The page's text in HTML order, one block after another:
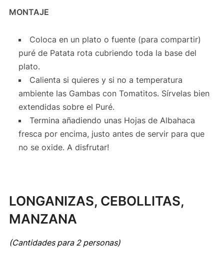
MONTAJE
Coloca en un plato o fuente (para compartir)
puré de Patata rota cubriendo toda la base del
plato.
Calienta si quieres y si no a temperatura
ambiente las Gambas con Tomatitos. Sírvelas bien
extendidas sobre el Puré.
Termina añadiendo unas Hojas de Albahaca
fresca por encima, justo antes de servir para que
no se oxide. A disfrutar!
LONGANIZAS, CEBOLLITAS,
MANZANA
(Cantidades para 2 personas)